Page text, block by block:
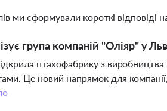
ми сформували короткі відповіді
група компаній "Оліяр" у
птахофабрику з
Це новий напрямок для